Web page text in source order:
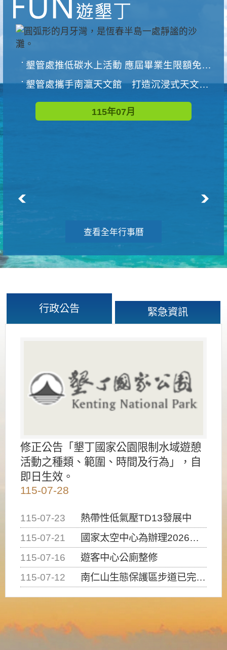
墾管處推低碳水上活動 應屆畢業生限額免費參加
墾管處攜手南瀛天文館 打造沉浸式天文探索營隊
115年07月
查看全年行事曆
行政公告 緊急資訊
修正公告「墾丁國家公園限制水域遊憩
活動之種類、範圍、時間及行為」，自
即日生效。
115-07-28
115-07-23
熱帶性低氣壓TD13發展中
115-07-21
國家太空中心為辦理2026台灣盃火箭競賽，陸、海、空域警戒及協調相關事宜，因颱風備案事宜
115-07-16
遊客中心公廁整修
115-07-12
南仁山生態保護區步道已完成修復，自115年7月13日（星期一）起恢復開放入園，歡迎民眾依規定申請入園....